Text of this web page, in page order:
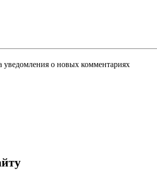
уведомления о новых комментариях